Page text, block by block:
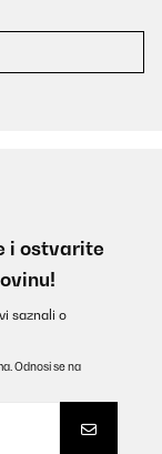
i ostvarite
saznali o
Odnosi se na